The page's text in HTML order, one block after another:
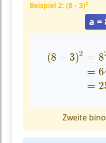
Beispiel 2: (8 - 3)²
a =
(8 − 3)2 = 8
=
=
8− )2= −
Zweite